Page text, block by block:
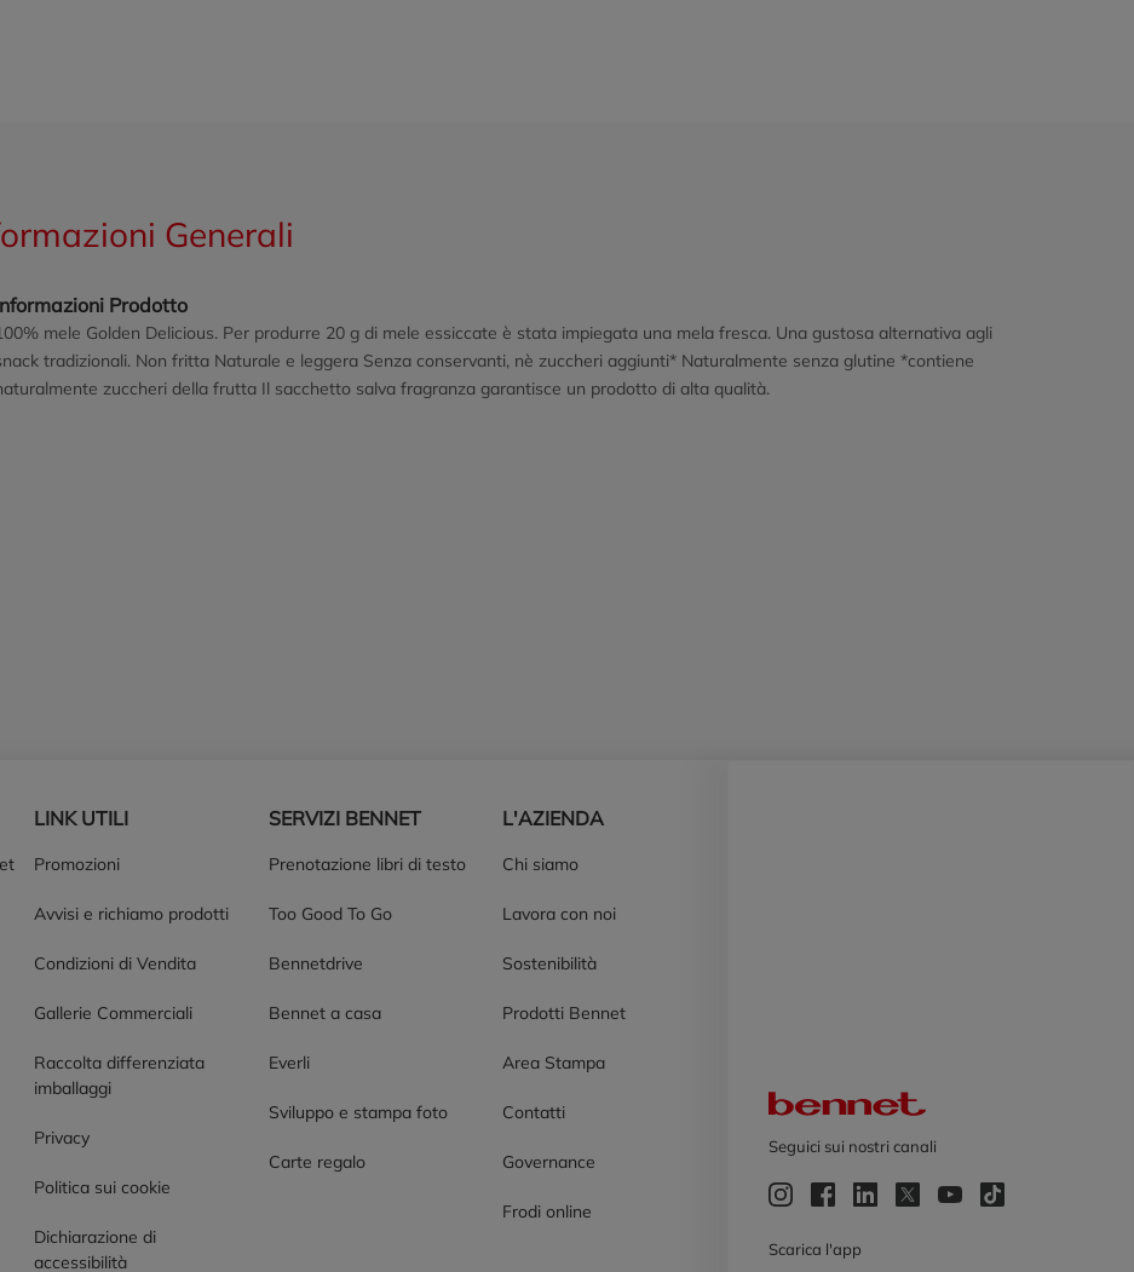
Generali
Prodotto
mele Golden Delicious. Per produrre 20 g di mele essiccate è stata impiegata una mela fresca. Una gustosa alternativa agli
tradizionali. Non fritta Naturale e leggera Senza conservanti, nè zuccheri aggiunti* Naturalmente senza glutine *contiene
zuccheri della frutta Il sacchetto salva fragranza garantisce un prodotto di alta qualità.
LINK UTILI
Promozioni
Avvisi e richiamo prodotti
Condizioni di Vendita
Gallerie Commerciali
Raccolta differenziata
imballaggi
Privacy
Politica sui cookie
Dichiarazione di
accessibilità
SERVIZI BENNET
Prenotazione libri di testo
Too Good To Go
Bennetdrive
Bennet a casa
Everli
Sviluppo e stampa foto
Carte regalo
L'AZIENDA
Chi siamo
Lavora con noi
Sostenibilità
Prodotti Bennet
Area Stampa
Contatti
Governance
Frodi online
Seguici sui nostri canali
Scarica l'app